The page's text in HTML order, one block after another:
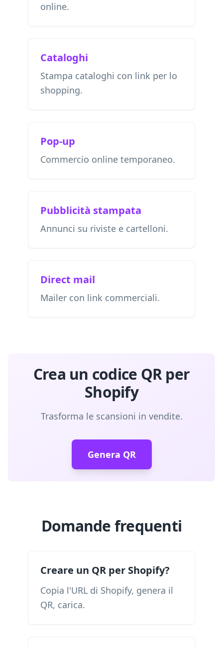
online.
Cataloghi
Stampa cataloghi con link per lo
shopping.
Pop-up
Commercio online temporaneo.
Pubblicità stampata
Annunci su riviste e cartelloni.
Direct mail
Mailer con link commerciali.
Crea un codice QR per
Shopify
Trasforma le scansioni in vendite.
Genera QR
Domande frequenti
Creare un QR per Shopify?
Copia l'URL di Shopify, genera il
QR, carica.